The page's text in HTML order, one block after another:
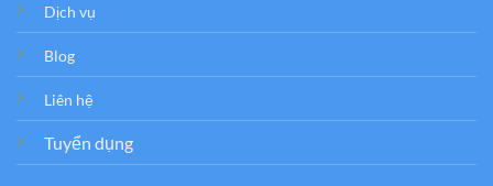
Dịch vụ
Blog
Liên hệ
Tuyển dụng